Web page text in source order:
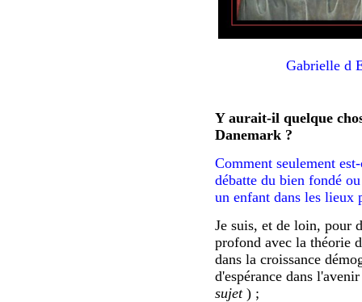
Gabrielle d
Y aurait-il quelque
Danemark ?
Comment seulement
débatte du bien fondé
un enfant dans les lieux
Je suis, et de loin, pour
profond avec la théorie
dans la croissance
d'espérance dans
sujet) ;